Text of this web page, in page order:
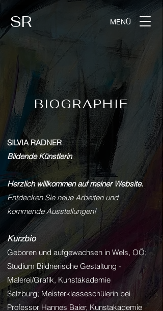
SR MENÜ
BIOGRAPHIE
SILVIA RADNER
Bildende Künstlerin
Herzlich willkommen auf meiner Website.
Entdecken Sie neue Arbeitenund
kommende Ausstellungen!
Kurzbio
Geboren und aufgewachsen in Wels, OÖ;
Studium Bildnerische Gestaltung -
Malerei/Grafik, Kunstakademie
Salzburg; Meisterklasseschülerin bei
Professor Hannes Baier, Kunstakademie